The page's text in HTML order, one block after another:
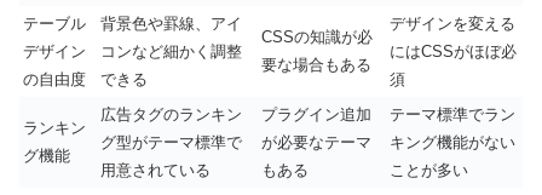
テーブル
デザイン
の自由度
背景色や罫線、アイ
コンなど細かく調整
できる
CSSの知識が必
要な場合もある
デザインを変える
にはCSSがほぼ必
須
ランキン
グ機能
広告タグのランキン
グ型がテーマ標準で
用意されている
プラグイン追加
が必要なテーマ
もある
テーマ標準でラン
キング機能がない
ことが多い